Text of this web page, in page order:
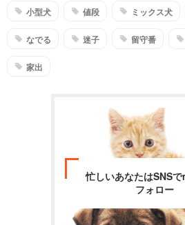
小型犬 値段 ミックス犬
なでる 迷子 留守番
家出
忙しいあなたはSNS
フォロー